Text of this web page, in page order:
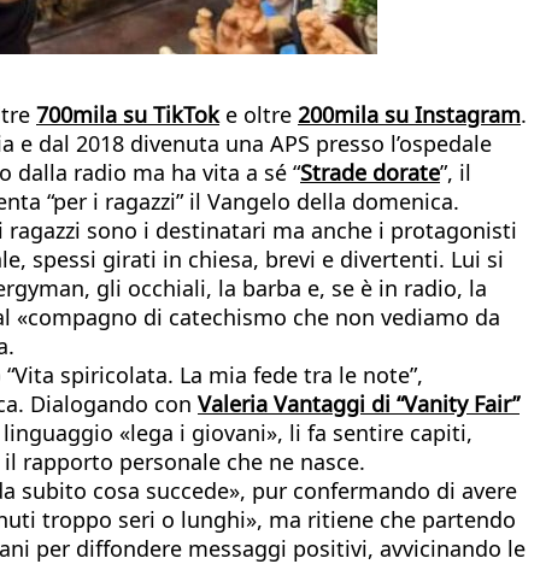
700mila su TikToke oltre 200mila su Instagram.
e dal 2018 divenuta una APS presso l’ospedale
radio ma ha vita a sé “Strade dorate”, il
“per i ragazzi” il Vangelo della domenica.
sono i destinatari ma anche i protagonisti
spessi girati in chiesa, brevi e divertenti. Lui si
gli occhiali, la barba e, se è in radio, la
«compagno di catechismo che non vediamo da
spiricolata. La mia fede tra le note”,
Dialogando con Valeria Vantaggi di “Vanity Fair”
«lega i giovani», li fa sentire capiti,
rapporto personale che ne nasce.
subito cosa succede», pur confermando di avere
troppo seri o lunghi», ma ritiene che partendo
per diffondere messaggi positivi, avvicinando le